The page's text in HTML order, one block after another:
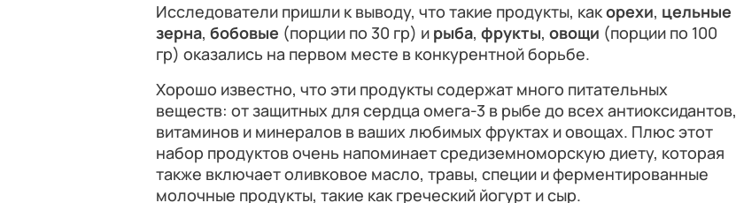
Исследователи пришли к выводу, что такие продукты, какорехи, цельные
зерна, бобовые (порции по 30 гр) и рыба, фрукты, овощи (порции по 100
гр) оказались на первом месте в конкурентной борьбе.
Хорошо известно, что эти продукты содержат много питательных
веществ: от защитных для сердца омега-3 в рыбе до всех антиоксидантов,
витаминов и минералов в ваших любимых фруктах и ​​овощах. Плюс этот
набор продуктов очень напоминает средиземноморскую диету, которая
также включает оливковое масло, травы, специи и ферментированные
молочные продукты, такие как греческий йогурт и сыр.